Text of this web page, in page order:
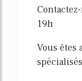
19h
Vous êtes